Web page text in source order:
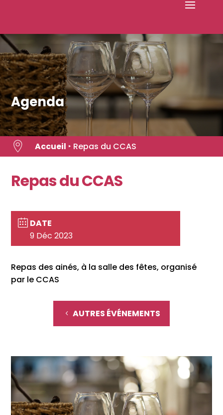
Agenda
 Accueil ‣ Repas du CCAS
Repas du CCAS
DATE
9 Déc 2023
Repas des ainés, à la salle des fêtes, organisé
par le CCAS
AUTRES ÉVÉNEMENTS